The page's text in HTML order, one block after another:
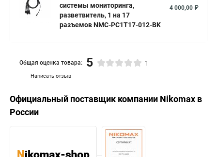
системы мониторинга,
разветвитель, 1 на 17
разъемов NMC-PC1T17-012-BK
4 000,00 ₽
Написать отзыв
Общая оценка товара: 5 1
Официальный поставщик компании Nikomax в
России